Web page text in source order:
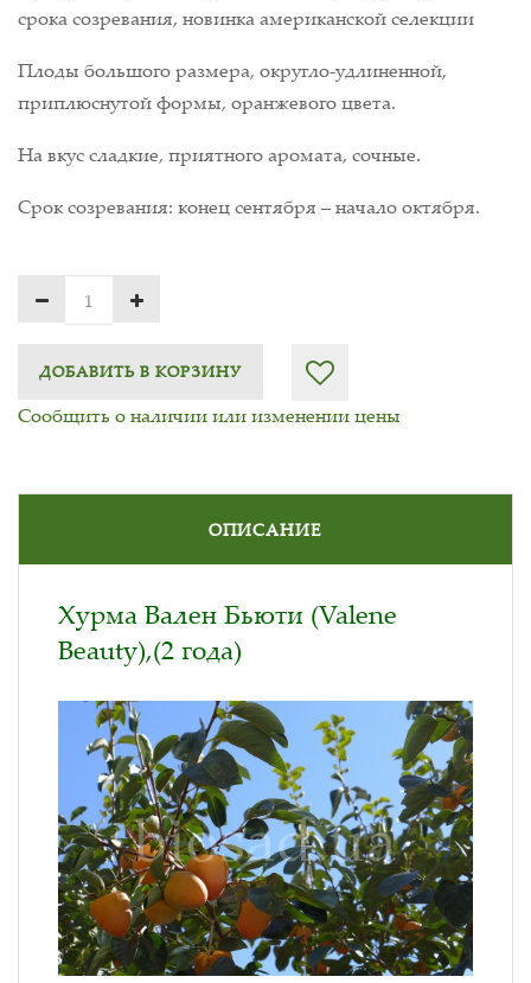
срока созревания, новинка американской селекции
Плоды большого размера, округло-удлиненной,
приплюснутой формы, оранжевого цвета.
На вкус сладкие, приятного аромата, сочные.
Срок созревания: конец сентября – начало октября.
ДОБАВИТЬ В КОРЗИНУ
Сообщить о наличии или изменении цены
ОПИСАНИЕ
Хурма Вален Бьюти (Valene
Beauty),(2 года)